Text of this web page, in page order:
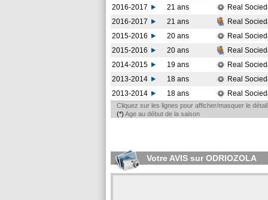
2016-2017
21 ans Real
2016-2017
21 ans Real
2015-2016
20 ans Real
2015-2016
20 ans Real
2014-2015
19 ans Real
2013-2014
18 ans Real
2013-2014
18 ans Real
Cliquez sur les lignes pour afficher/masquer le
(*) Age au début de la saison
Votre AVIS sur ODRIOZOLA